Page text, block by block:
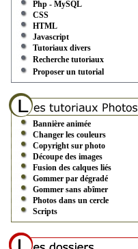
Php - MySQL
CSS
HTML
Javascript
Tutoriaux divers
Recherche tutoriaux
Proposer un tutorial
Bannière animée
Changer les couleurs
Copyright sur photo
Découpe des images
Fusion des calques liés
Gommer par dégradé
Gommer sans abîmer
Photos dans un cercle
Scripts